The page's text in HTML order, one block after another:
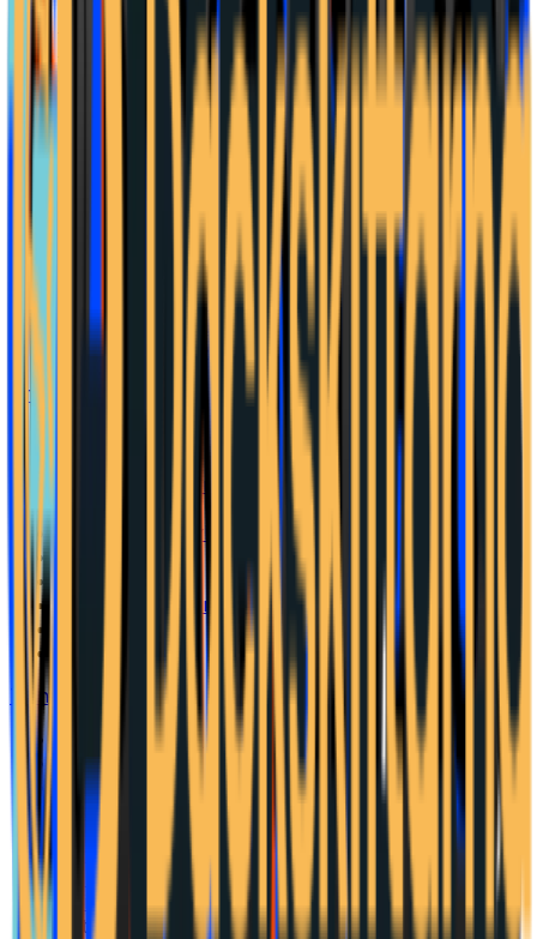
Lönestatistik
Nettolönekalkylatorverktyg
Timlön ↔ månadslön verktyg
Företag & skatt
BAS-kontoplan
Momskalkylatorverktyg
Timpriskalkylator
verktyg
verktyg
Bokföringsprogram
AB eller enskild firma
verktyg
3:12-kalkyl
verktyg
Privatekonomi
Valutaomvandlare
verktyg
Elkostnadskalkylator
verktyg
Inflation & KPI
Styrränta
Bolånekalkylator verktyg
Bolåneräntor
Tjäna pengar online
Affiliateprogram
Kategorier
Affiliatenätverk
Provisionskalkyl
verktyg
Hem
Tjäna pengar online
Affiliateprogram
Bythjul SE